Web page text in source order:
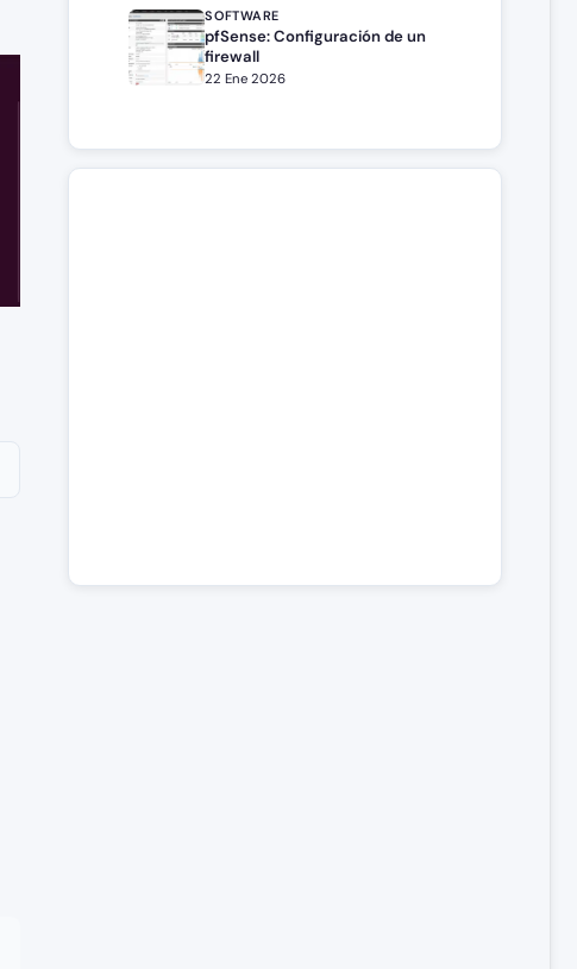
SOFTWARE
pfSense: Configuración de un
firewall
22 Ene 2026